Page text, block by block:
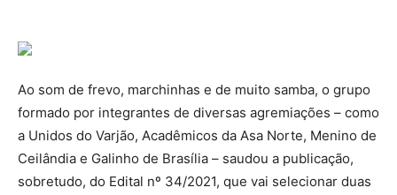
Ao som de frevo, marchinhas e de muito samba, o grupo
formado por integrantes de diversas agremiações – como
a Unidos do Varjão, Acadêmicos da Asa Norte, Menino de
Ceilândia e Galinho de Brasília – saudou a publicação,
sobretudo, do Edital nº 34/2021, que vai selecionar duas